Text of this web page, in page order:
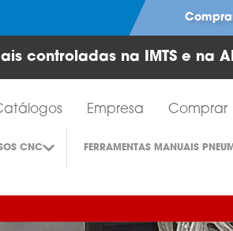
controladas na IMTS e na
de turbina a ar
Empresa Comprar
CNC FERRAMENTAS MANUAIS